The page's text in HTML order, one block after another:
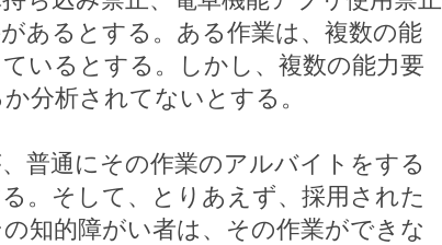
あるとする。ある作業は、複数の能
いるとする。しかし、複数の能力要
分析されてないとする。
普通にその作業のアルバイトをする
。そして、とりあえず、採用された
知的障がい者は、その作業ができな